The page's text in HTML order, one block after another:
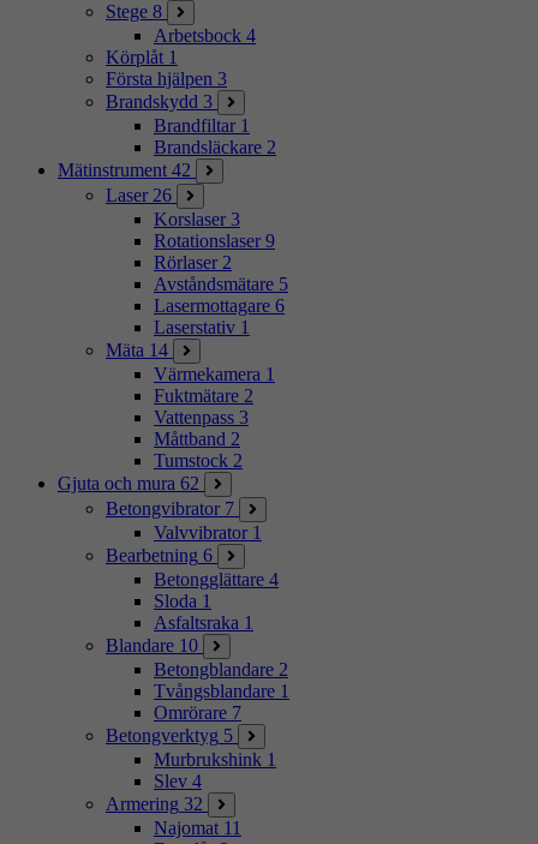
Stege 8
Arbetsbock 4
Körplåt 1
Första hjälpen 3
Brandskydd 3
Brandfiltar 1
Brandsläckare 2
Mätinstrument 42
Laser 26
Korslaser 3
Rotationslaser 9
Rörlaser 2
Avståndsmätare 5
Lasermottagare 6
Laserstativ 1
Mäta 14
Värmekamera 1
Fuktmätare 2
Vattenpass 3
Måttband 2
Tumstock 2
Gjuta och mura 62
Betongvibrator 7
Valvvibrator 1
Bearbetning 6
Betongglättare 4
Sloda 1
Asfaltsraka 1
Blandare 10
Betongblandare 2
Tvångsblandare 1
Omrörare 7
Betongverktyg 5
Murbrukshink 1
Slev 4
Armering 32
Najomat 11